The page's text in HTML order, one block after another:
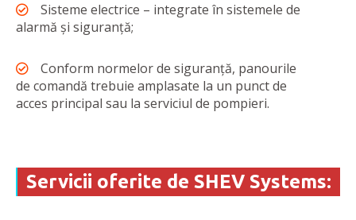
Sisteme electrice – integrate în sistemele de
alarmă și siguranță;
Conform normelor de siguranță, panourile
de comandă trebuie amplasate la un punct de
acces principal sau la serviciul de pompieri.
Servicii oferite de SHEV Systems: